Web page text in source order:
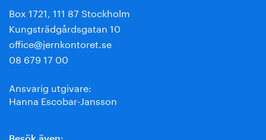
Box 1721, 111 87 Stockholm
Kungsträdgårdsgatan 10
office@jernkontoret.se
08 679 17 00
Ansvarig utgivare:
Hanna Escobar-Jansson